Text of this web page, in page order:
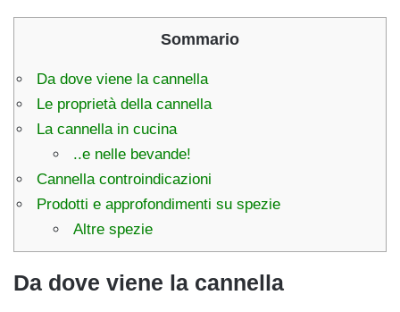
Sommario
Da dove viene la cannella
Le proprietà della cannella
La cannella in cucina
..e nelle bevande!
Cannella controindicazioni
Prodotti e approfondimenti su spezie
Altre spezie
Da dove viene la cannella